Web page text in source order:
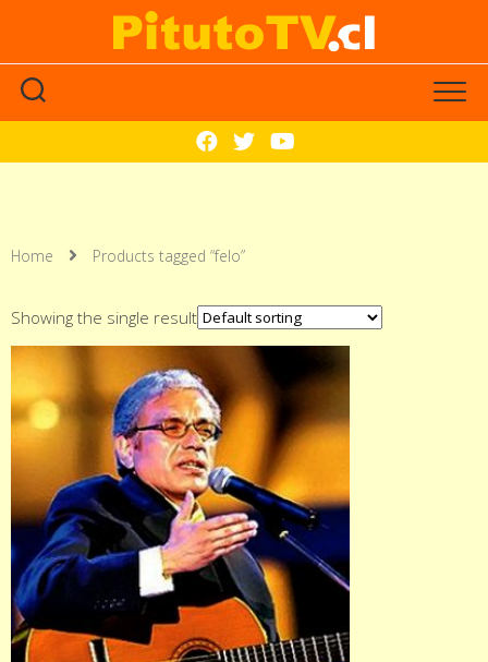
Home Products tagged “felo”
Showing the single result